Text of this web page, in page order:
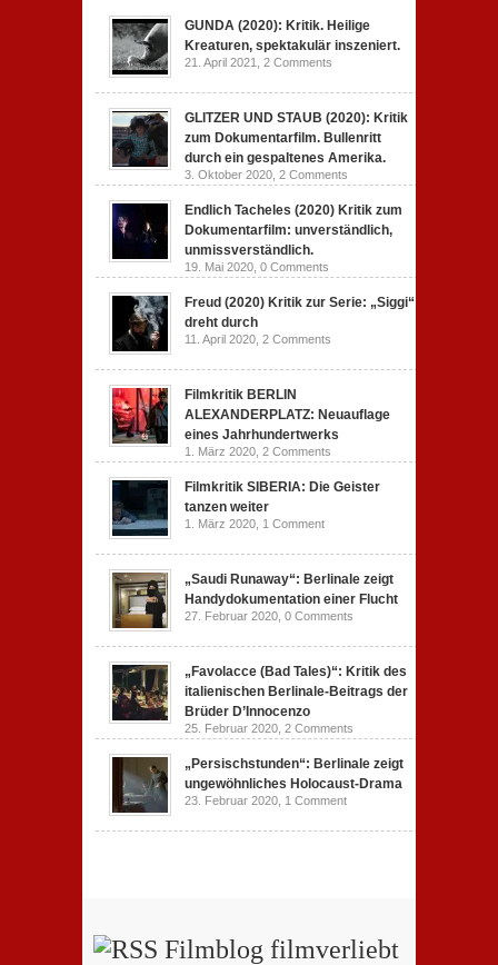
GUNDA (2020): Kritik. Heilige
Kreaturen, spektakulär inszeniert.
21. April 2021, 2 Comments
GLITZER UND STAUB (2020): Kritik
zum Dokumentarfilm. Bullenritt
durch ein gespaltenes Amerika.
3. Oktober 2020, 2 Comments
Endlich Tacheles (2020) Kritik zum
Dokumentarfilm: unverständlich,
unmissverständlich.
19. Mai 2020, 0 Comments
Freud (2020) Kritik zur Serie: „Siggi“
dreht durch
11. April 2020, 2 Comments
Filmkritik BERLIN
ALEXANDERPLATZ: Neuauflage
eines Jahrhundertwerks
1. März 2020, 2 Comments
Filmkritik SIBERIA: Die Geister
tanzen weiter
1. März 2020, 1 Comment
„Saudi Runaway“: Berlinale zeigt
Handydokumentation einer Flucht
27. Februar 2020, 0 Comments
„Favolacce (Bad Tales)“: Kritik des
italienischen Berlinale-Beitrags der
Brüder D’Innocenzo
25. Februar 2020, 2 Comments
„Persischstunden“: Berlinale zeigt
ungewöhnliches Holocaust-Drama
23. Februar 2020, 1 Comment
Filmblog filmverliebt